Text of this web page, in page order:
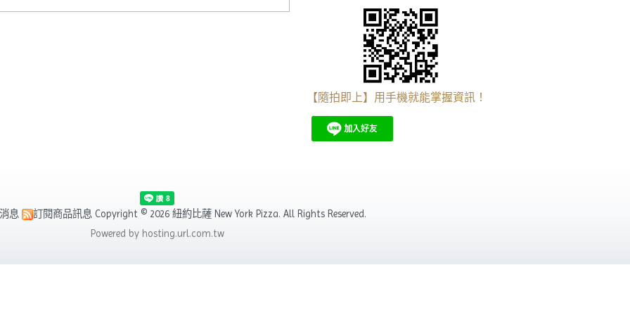
【隨拍即上】用手機就能掌握資訊！
息 訂閱商品訊息 Copyright © 2026 紐約比薩 New York Pizza. All Rights Reserved.
Powered by hosting.url.com.tw